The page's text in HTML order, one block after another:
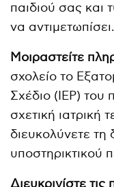
παιδιού σας και
να αντιμετωπίσει.
Μοιραστείτε
σχολείο το
Σχέδιο (IEP) του
σχετική ιατρική
διευκολύνετε τη
υποστηρικτικού
Διευκρινίστε